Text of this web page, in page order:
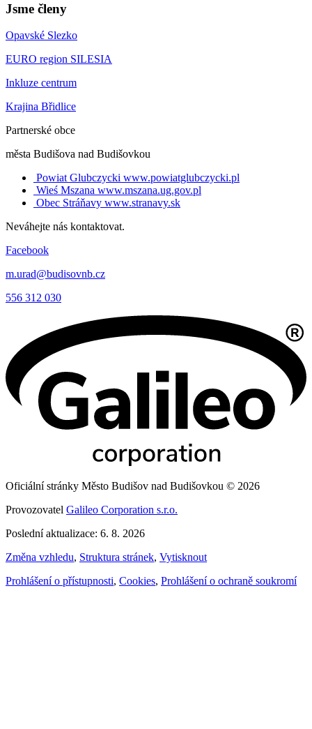
Jsme členy
Opavské Slezko
EURO region SILESIA
Inkluze centrum
Krajina Břidlice
Partnerské obce
města Budišova nad Budišovkou
Powiat Glubczycki www.powiatglubczycki.pl
Wieś Mszana www.mszana.ug.gov.pl
Obec Stráňavy www.stranavy.sk
Neváhejte nás kontaktovat.
Facebook
m.urad@budisovnb.cz
556 312 030
Oficiální stránky Město Budišov nad Budišovkou © 2026
Provozovatel Galileo Corporation s.r.o.
Poslední aktualizace: 6. 8. 2026
Změna vzhledu, Struktura stránek, Vytisknout
Prohlášení o přístupnosti, Cookies, Prohlášení o ochraně soukromí